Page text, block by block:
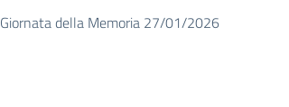
Giornata della Memoria 27/01/2026